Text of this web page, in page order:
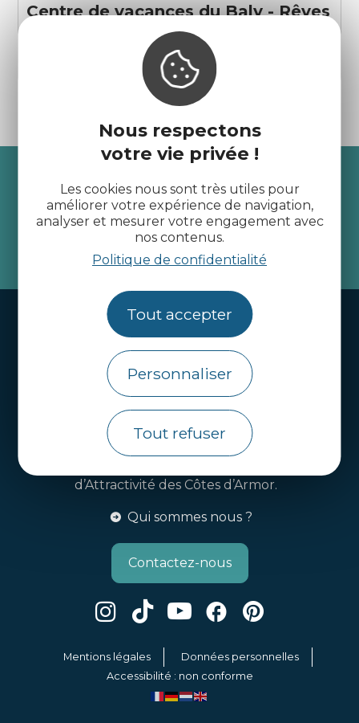
Nous respectons
votre vie privée !
Les cookies nous sont très utiles pour
améliorer votre expérience de navigation,
analyser et mesurer votre engagement avec
nos contenus.
Politique de confidentialité
Tout accepter
Personnaliser
Tout refuser
Centre de vacances du Baly - Rêves
Pleumeur-Bodou
Côtes d’Armor
je m'abonne
Handi-tourisme
Brochures
Infos pratiques
Côtes d’Armor Destination
d’Attractivité des Côtes d’Armor.
Qui sommes nous ?
Contactez-nous
Mentions légales
Données personnelles
Accessibilité : non conforme